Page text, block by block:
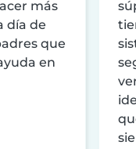
más
día de
que
en